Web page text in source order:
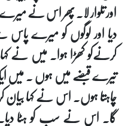
اور تلوار لا۔ پھر اس نے
دیا اور لوگوں کو میرے
کرنےکو کھڑا ہوا۔ میں نے
تیرے قبضے میں ہوں ۔ میں
چاہتا ہوں۔ اس نے کہا
گا۔ اس نے سب کو ہٹا